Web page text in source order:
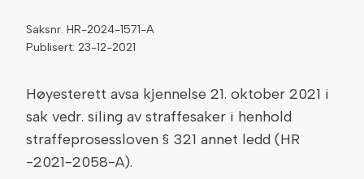
Saksnr. HR-2024-1571-A
Publisert: 23-12-2021
Høyesterett avsa kjennelse 21. oktober 2021 i
sak vedr. siling av straffesaker i henhold
straffeprosessloven § 321 annet ledd (HR
-2021-2058-A).